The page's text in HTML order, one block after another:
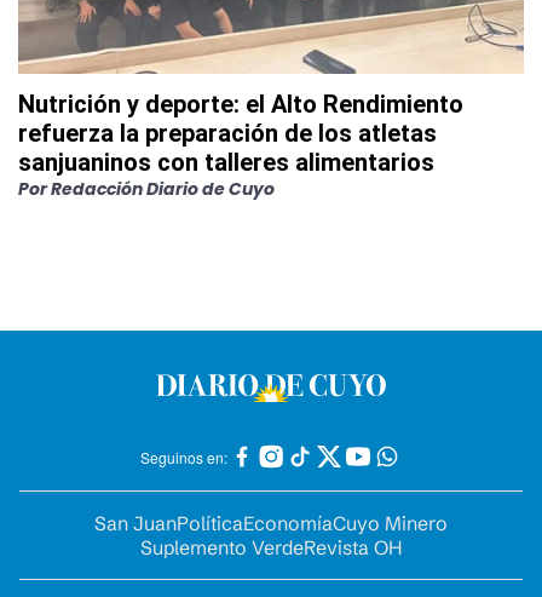
Nutrición y deporte: el Alto Rendimiento
refuerza la preparación de los atletas
sanjuaninos con talleres alimentarios
PorRedacción Diario de Cuyo
Seguinos en:
San JuanPolíticaEconomíaCuyo Minero
Suplemento VerdeRevista OH